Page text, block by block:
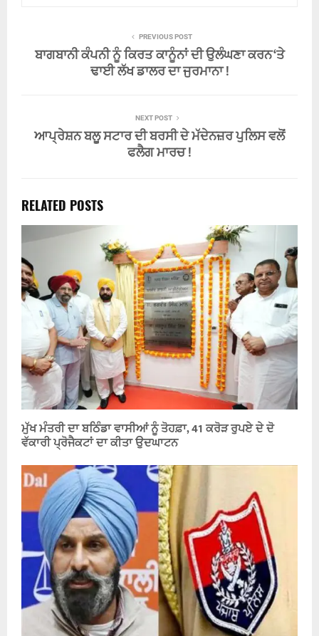
PREVIOUS POST
ਬਾਗਬਾਨੀ ਕੰਪਨੀ ਨੂੰ ਕਿਰਤ ਕਾਨੂੰਨਾਂ ਦੀ ਉਲੰਘਣਾ ਕਰਨ ‘ਤੇ
ਢਾਈ ਲੱਖ ਡਾਲਰ ਦਾ ਜੁਰਮਾਨਾ !
NEXT POST
ਆਪ੍ਰੇਸ਼ਨ ਬਲੂ ਸਟਾਰ ਦੀ ਬਰਸੀ ਦੇ ਮੱਦੇਨਜ਼ਰ ਪੁਲਿਸ ਵਲੋਂ
ਫਲੈਗ ਮਾਰਚ !
RELATED POSTS
ਮੁੱਖ ਮੰਤਰੀ ਦਾ ਬਠਿੰਡਾ ਵਾਸੀਆਂ ਨੂੰ ਤੋਹਫ਼ਾ, 41 ਕਰੋੜ ਰੁਪਏ ਦੇ ਦੋ
ਵੱਕਾਰੀ ਪ੍ਰੋਜੈਕਟਾਂ ਦਾ ਕੀਤਾ ਉਦਘਾਟਨ